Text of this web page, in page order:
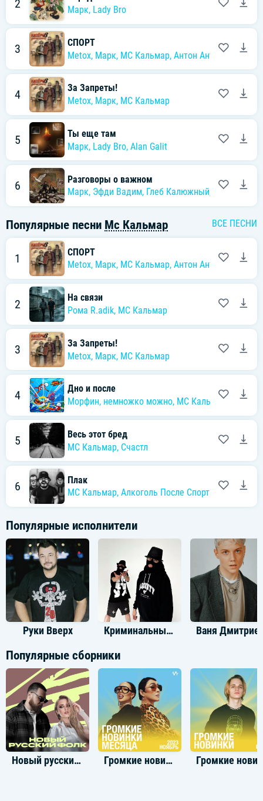
2
Марк, Lady Bro
3
СПОРТ
Metox, Марк, MC Кальмар, Антон Антипов
4
За Запреты!
Metox, Марк, MC Кальмар
5
Ты еще там
Марк, Lady Bro, Alan Galit
6
Разговоры о важном
Марк, Эфди Вадим, Глеб Калюжный Alan Galit
Популярные песни Mc Кальмар ВСЕ ПЕСНИ
1
СПОРТ
Metox, Марк, MC Кальмар, Антон Антипов
2
На связи
Рома R.adik, MC Кальмар
3
За Запреты!
Metox, Марк, MC Кальмар
4
Дно и после
Морфин, немножко можно, MC Кальмар Galafo
5
Весь этот бред
MC Кальмар, Счастл
6
Плак
MC Кальмар, Алкоголь После Спорта
Популярные исполнители
Руки Вверх Криминальный Бит
Популярные сборники
Новый русский фолк Громкие новинки: Ноябрь 2023